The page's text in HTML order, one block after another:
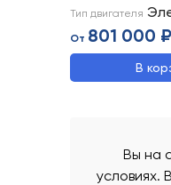
Тип двигателя
От 801 000 ₽
В
Вы на
условиях.